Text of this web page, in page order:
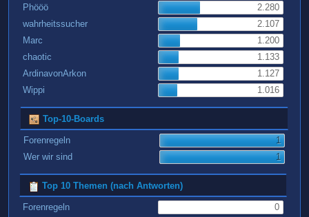
Phööö
2.280
wahrheitssucher
2.107
Marc
1.200
chaotic
1.133
ArdinavonArkon
1.127
Wippi
1.016
Top-10-Boards
Forenregeln
1
Wer wir sind
1
Top 10 Themen (nach Antworten)
Forenregeln
0